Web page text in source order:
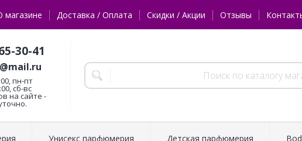
магазине Доставка / Оплата Скидки / Акции Отзывы
30-41
пн-пт
сб-вс
на сайте -
Унисекс парфюмерия Детская парфюмерия